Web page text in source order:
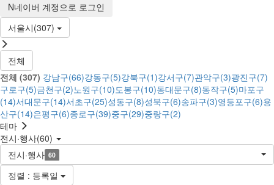
N네이버 계정으로 로그인
서울시(307)
전체
전체 (307) 강남구(66)강동구(5)강북구(1)강서구(7)관악구(3)광진구(7)
구로구(5)금천구(2)노원구(10)도봉구(10)동대문구(8)동작구(5)마포구
(14)서대문구(14)서초구(25)성동구(8)성북구(6)송파구(3)영등포구(6)용
산구(14)은평구(6)종로구(39)중구(29)중랑구(2)
테마
전시·행사(60)
전시·행사 60
정렬 : 등록일